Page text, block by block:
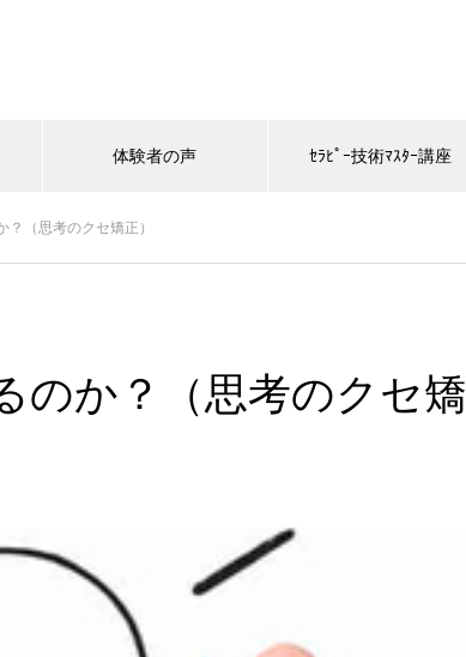
体験者の声 ｾﾗﾋﾟｰ技術ﾏｽﾀｰ講座
（思考のクセ矯正）
のか？（思考のクセ矯